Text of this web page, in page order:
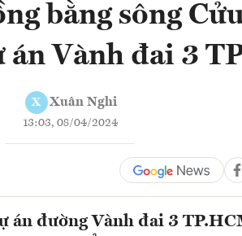
bằng sông
án Vành đai 3
X Xuân Nghi
13:03, 08/04/2024
án đường Vành đai 3